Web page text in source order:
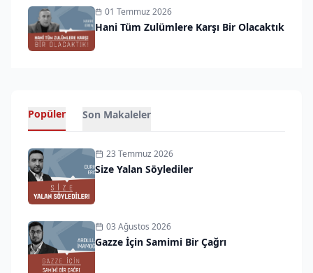
01 Temmuz 2026
Hani Tüm Zulümlere Karşı Bir Olacaktık
Popüler Son Makaleler
23 Temmuz 2026
Size Yalan Söylediler
03 Ağustos 2026
Gazze İçin Samimi Bir Çağrı